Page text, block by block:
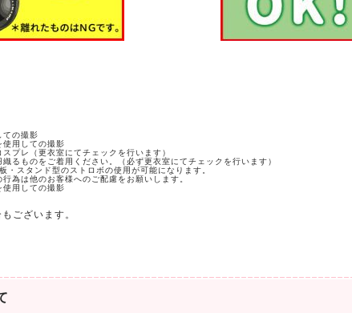
ての撮影
使用しての撮影
プレ（更衣室にてチェックを行います）
るものをご着用ください。（必ず更衣室にてチェックを行います）
スタンド型のストロボの使用が可能になります。
為は他のお客様へのご配慮をお願いします。
使用しての撮影
ございます。